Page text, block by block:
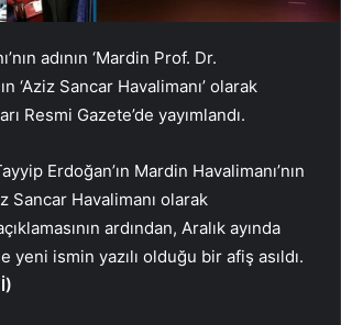
adının ‘Mardin Prof. Dr.
‘Aziz Sancar Havalimanı’ olarak
Resmi Gazete’de yayımlandı.
Erdoğan’ın Mardin Havalimanı’nın
Sancar Havalimanı olarak
ardından, Aralık ayında
yeni ismin yazılı olduğu bir afiş asıldı.